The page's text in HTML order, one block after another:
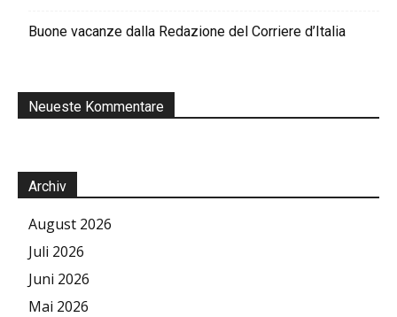
Buone vacanze dalla Redazione del Corriere d’Italia
Neueste Kommentare
Archiv
August 2026
Juli 2026
Juni 2026
Mai 2026